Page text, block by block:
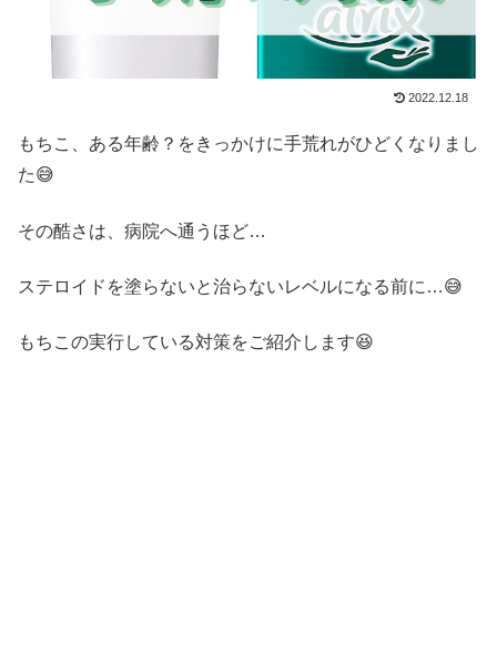
2022.12.18
もちこ、ある年齢？をきっかけに手荒れがひどくなりまし
た😅
その酷さは、病院へ通うほど…
ステロイドを塗らないと治らないレベルになる前に…😅
もちこの実行している対策をご紹介します😆